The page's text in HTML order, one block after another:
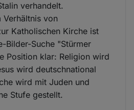
verhandelt.
Verhältnis von
Katholischen Kirche ist
Bilder-Suche "Stürmer
Position klar: Religion wird
wird deutschnational
wird mit Juden und
Stufe gestellt.